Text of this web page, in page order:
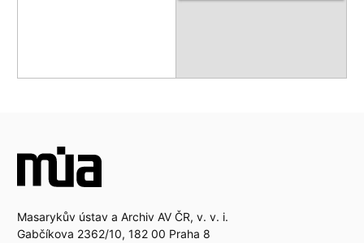
Masarykův ústav a Archiv AV ČR, v. v. i.
Gabčíkova 2362/10, 182 00 Praha 8